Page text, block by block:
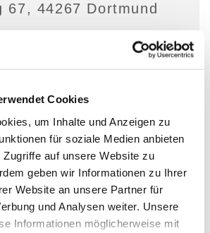
Cookies
um Inhalte und Anzeigen zu
für soziale Medien anbieten
auf unsere Website zu
geben wir Informationen zu Ihrer
Website an unsere Partner für
und Analysen weiter. Unsere
Informationen möglicherweise mit
67, 44267 Dortmund